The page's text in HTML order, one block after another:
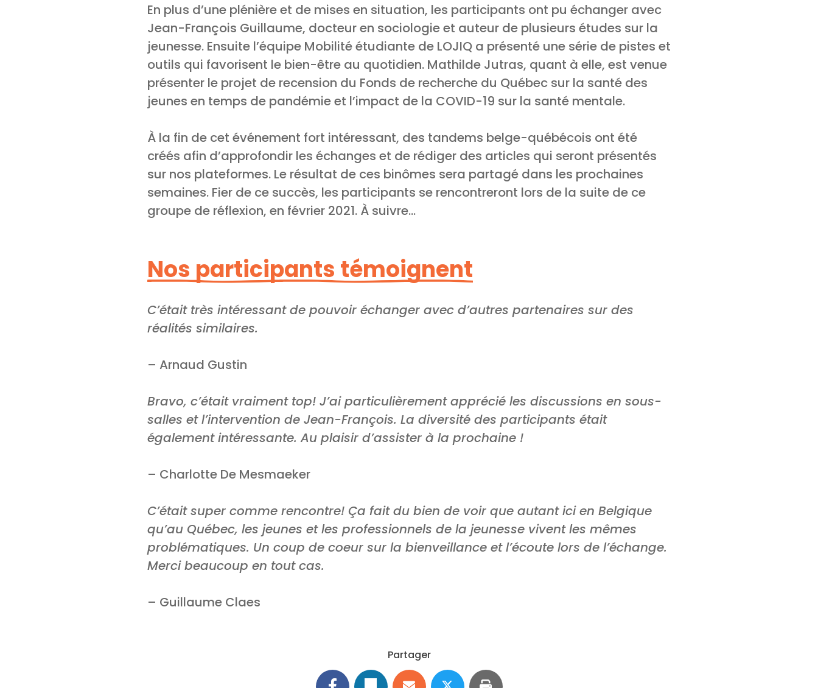
En plus d’une plénière et de mises en situation, les participants ont pu échanger avec
Jean-François Guillaume, docteur en sociologie et auteur de plusieurs études sur la
jeunesse. Ensuite l’équipe Mobilité étudiante de LOJIQ a présenté une série de pistes et
outils qui favorisent le bien-être au quotidien. Mathilde Jutras, quant à elle, est venue
présenter le projet de recension du Fonds de recherche du Québec sur la santé des
jeunes en temps de pandémie et l’impact de la COVID-19 sur la santé mentale.
À la fin de cet événement fort intéressant, des tandems belge-québécois ont été
créés afin d’approfondir les échanges et de rédiger des articles qui seront présentés
sur nos plateformes. Le résultat de ces binômes sera partagé dans les prochaines
semaines. Fier de ce succès, les participants se rencontreront lors de la suite de ce
groupe de réflexion, en février 2021. À suivre…
Nos participants témoignent
C’était très intéressant de pouvoir échanger avec d’autres partenaires sur des
réalités similaires.
– Arnaud Gustin
Bravo, c’était vraiment top! J’ai particulièrement apprécié les discussions en sous-
salles et l’intervention de Jean-François. La diversité des participants était
également intéressante. Au plaisir d’assister à la prochaine !
– Charlotte De Mesmaeker
C’était super comme rencontre! Ça fait du bien de voir que autant ici en Belgique
qu’au Québec, les jeunes et les professionnels de la jeunesse vivent les mêmes
problématiques. Un coup de coeur sur la bienveillance et l’écoute lors de l’échange.
Merci beaucoup en tout cas.
– Guillaume Claes
Partager